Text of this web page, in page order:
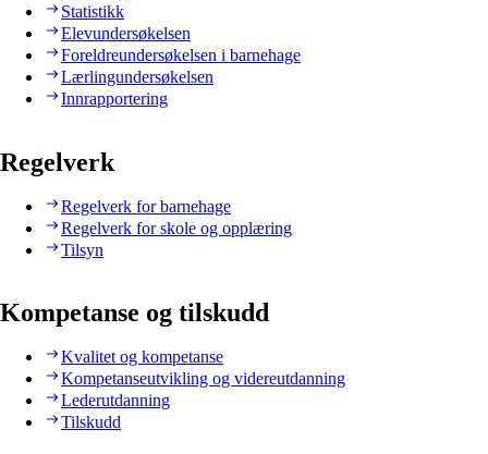
Statistikk
Elevundersøkelsen
Foreldreundersøkelsen i barnehage
Lærlingundersøkelsen
Innrapportering
Regelverk
Regelverk for barnehage
Regelverk for skole og opplæring
Tilsyn
Kompetanse og tilskudd
Kvalitet og kompetanse
Kompetanseutvikling og videreutdanning
Lederutdanning
Tilskudd